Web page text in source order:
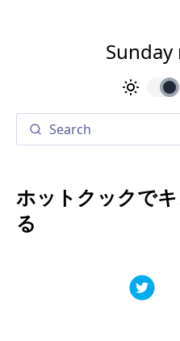
ホットクックで
る